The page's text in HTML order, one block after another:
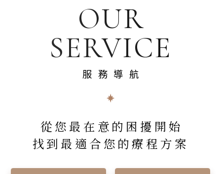
OUR
SERVICE
服務導航
從您最在意的困擾開始
找到最適合您的療程方案